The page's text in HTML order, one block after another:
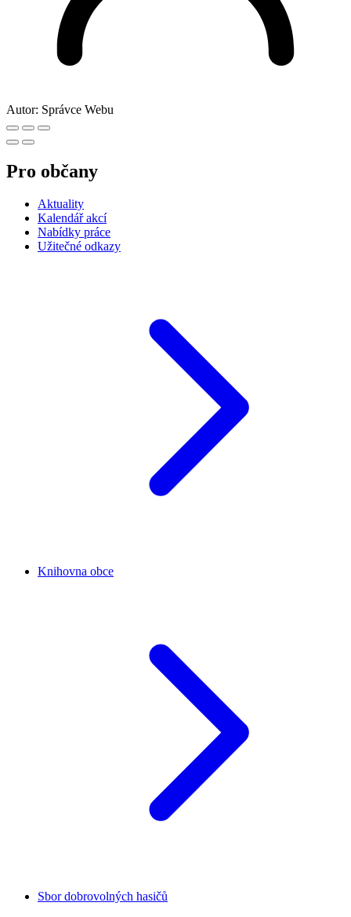
Autor: Správce Webu
Pro občany
Aktuality
Kalendář akcí
Nabídky práce
Užitečné odkazy
Knihovna obce
Sbor dobrovolných hasičů